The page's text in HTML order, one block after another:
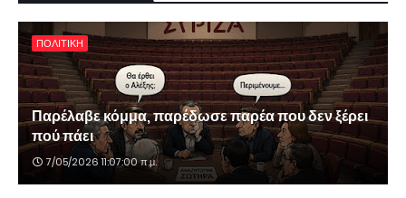
ΠΟΛΙΤΙΚΗ
Παρέλαβε κόμμα, παρέδωσε παρέα που δεν ξέρει
πού πάει
7/05/2026 11:07:00 π.μ.